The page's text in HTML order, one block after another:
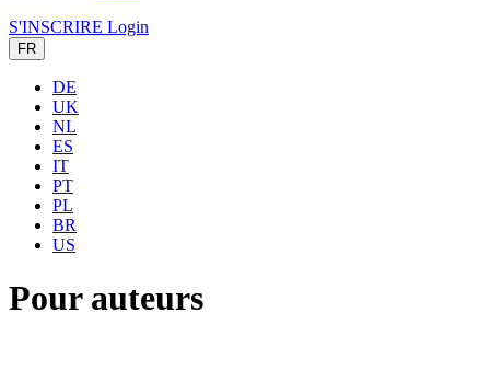
S'INSCRIRE Login
FR
DE
UK
NL
ES
IT
PT
PL
BR
US
Pour auteurs